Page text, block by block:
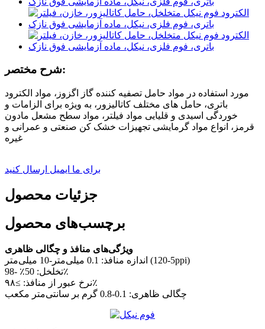
شرح مختصر:
مورد استفاده در مواد حامل تصفیه کننده گاز اگزوز، مواد الکترود
باتری، حامل های مختلف کاتالیزور، به ویژه برای الزامات و
خوردگی اسیدی و قلیایی مواد فیلتر، مواد سطح مشعل مادون
قرمز، انواع مواد گرمایشی تجهیزات خشک کن صنعتی و عمرانی و
غیره
برای ما ایمیل ارسال کنید
جزئیات محصول
برچسب‌های محصول
ویژگی‌های منافذ و چگالی ظاهری
اندازه منافذ: 0.1 میلی‌متر-10 میلی‌متر (5-120ppi)
تخلخل: 50٪ -98٪
نرخ عبور از منافذ: ≥۹۸٪
چگالی ظاهری: 0.1-0.8 گرم بر سانتی‌متر مکعب